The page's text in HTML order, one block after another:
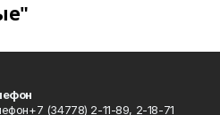
(34778) 2-11-89, 2-18-71